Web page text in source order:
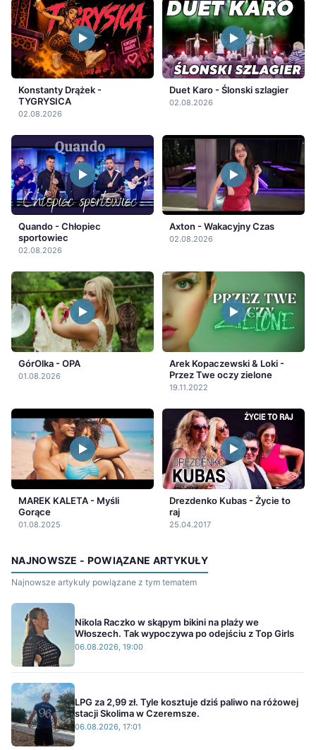
Konstanty Drążek -
TYGRYSICA
02.08.2026
Duet Karo - Ślonski szlagier
02.08.2026
Quando - Chłopiec
sportowiec
02.08.2026
Axton - Wakacyjny Czas
02.08.2026
GórOlka - OPA
01.08.2026
Arek Kopaczewski & Loki -
Przez Twe oczy zielone
19.11.2022
MAREK KALETA - Myśli
Gorące
01.08.2025
Drezdenko Kubas - Życie to
raj
25.04.2017
NAJNOWSZE - POWIĄZANE ARTYKUŁY
Najnowsze artykuły powiązane z tym tematem
Nikola Raczko w skąpym bikini na plaży we
Włoszech. Tak wypoczywa po odejściu z Top Girls
06.08.2026, 19:00
LPG za 2,99 zł. Tyle kosztuje dziś paliwo na różowej
stacji Skolima w Czeremsze.
06.08.2026, 17:01